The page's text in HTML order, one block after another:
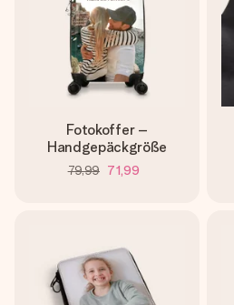
Fotokoffer –
Handgepäckgröße
79,99 71,99